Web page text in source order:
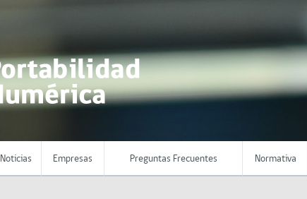
Noticias Empresas Preguntas Frecuentes Normativa